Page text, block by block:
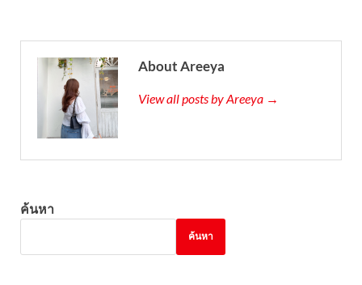
About Areeya
View all posts by Areeya →
ค้นหา
ค้นหา